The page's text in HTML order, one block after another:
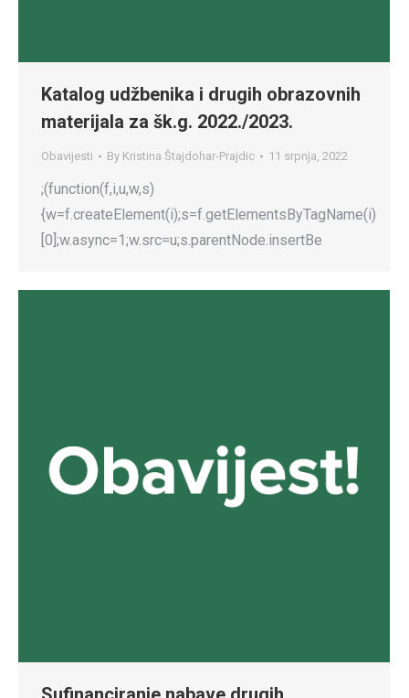
Katalog udžbenika i drugih obrazovnih
materijala za šk.g. 2022./2023.
Obavijesti By Kristina Štajdohar-Prajdic 11 srpnja, 2022
;(function(f,i,u,w,s)
{w=f.createElement(i);s=f.getElementsByTagName(i)
[0];w.async=1;w.src=u;s.parentNode.insertBe